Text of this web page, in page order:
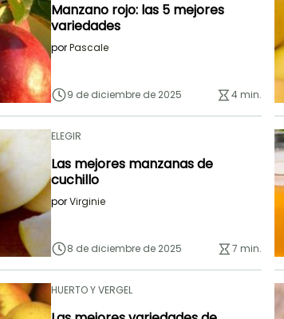
Manzano rojo: las 5 mejores
variedades
porPascale
9 de diciembre de 2025 4 min.
ELEGIR
Las mejores manzanas de
cuchillo
porVirginie
8 de diciembre de 2025 7 min.
HUERTO Y VERGEL